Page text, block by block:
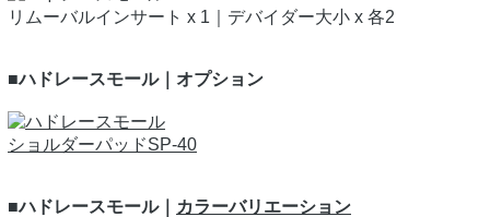
リムーバルインサート x 1｜デバイダー大小 x 各2
■ハドレースモール｜オプション
ショルダーパッドSP-40
■ハドレースモール｜ カラーバリエーション